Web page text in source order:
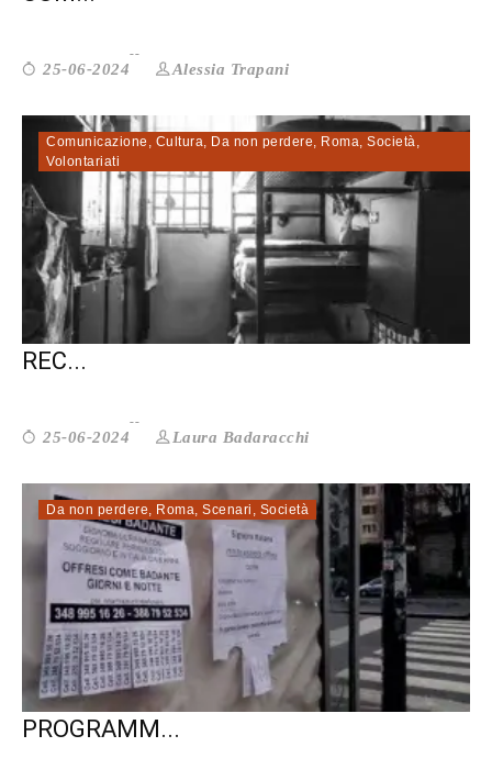
25-06-2024 Alessia Trapani
Comunicazione , Cultura, Da non perdere, Roma, Società,
Volontariati
RACCONTI DAL CARCERE: I GIORNI DA
REC...
25-06-2024 Laura Badaracchi
Da non perdere, Roma, Scenari , Società
LAVORO DOMESTICO: SVILUPPARE
PROGRAMM...